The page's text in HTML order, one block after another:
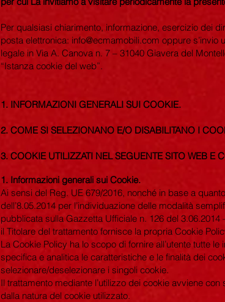
Per qualsiasi chiarimento, informazione, esercizio dei
posta elettronica: info@ecmamobili.com oppure s’invio
legale in Via A. Canova n. 7 – 31040 Giavera del
“Istanza cookie del web”.
1. INFORMAZIONI GENERALI SUI COOKIE.
2. COME SI SELEZIONANO E/O DISABILITANO I
3. COOKIE UTILIZZATI NEL SEGUENTE SITO WEB E
1. Informazioni generali sui Cookie.
Ai sensi del Reg. UE 679/2016, nonché in base a
dell’8.05.2014 per l’individuazione delle modalità
pubblicata sulla Gazzetta Ufficiale n. 126 del
il Titolare del trattamento fornisce la propria Cookie
La Cookie Policy ha lo scopo di fornire all’utente tutte
specifica e analitica le caratteristiche e le finalità dei
selezionare/deselezionare i singoli cookie.
Il trattamento mediante l’utilizzo dei cookie avviene
dalla natura del cookie utilizzato.